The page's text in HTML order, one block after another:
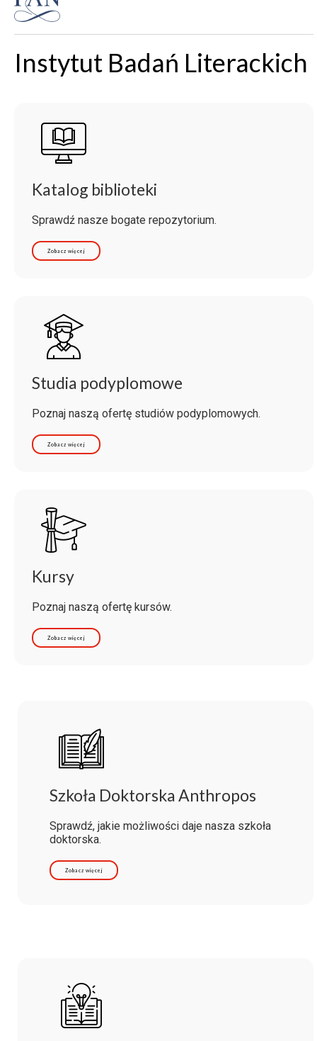
Instytut Badań Literackich
Katalog biblioteki
Sprawdź nasze bogate repozytorium.
Zobacz więcej
Studia podyplomowe
Poznaj naszą ofertę studiów podyplomowych.
Zobacz więcej
Kursy
Poznaj naszą ofertę kursów.
Zobacz więcej
Szkoła Doktorska Anthropos
Sprawdź, jakie możliwości daje nasza szkoła
doktorska.
Zobacz więcej